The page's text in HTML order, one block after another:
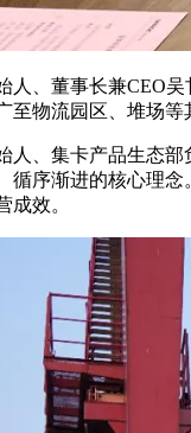
人、董事长兼CEO吴
至物流园区、堆场等
人、集卡产品生态
循序渐进的核心理
成效。